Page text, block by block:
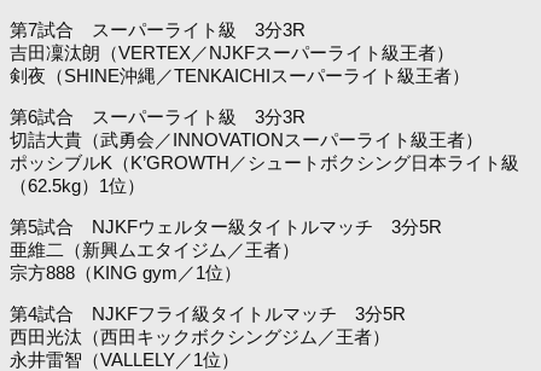
第7試合 スーパーライト級 3分3R
吉田凜汰朗（VERTEX／NJKFスーパーライト級王者）
剣夜（SHINE沖縄／TENKAICHIスーパーライト級王者）
第6試合 スーパーライト級 3分3R
切詰大貴（武勇会／INNOVATIONスーパーライト級王者）
ポッシブルK（K’GROWTH／シュートボクシング日本ライト級
（62.5kg）1位）
第5試合 NJKFウェルター級タイトルマッチ 3分5R
亜維二（新興ムエタイジム／王者）
宗方888（KING gym／1位）
第4試合 NJKFフライ級タイトルマッチ 3分5R
西田光汰（西田キックボクシングジム／王者）
永井雷智（VALLELY／1位）